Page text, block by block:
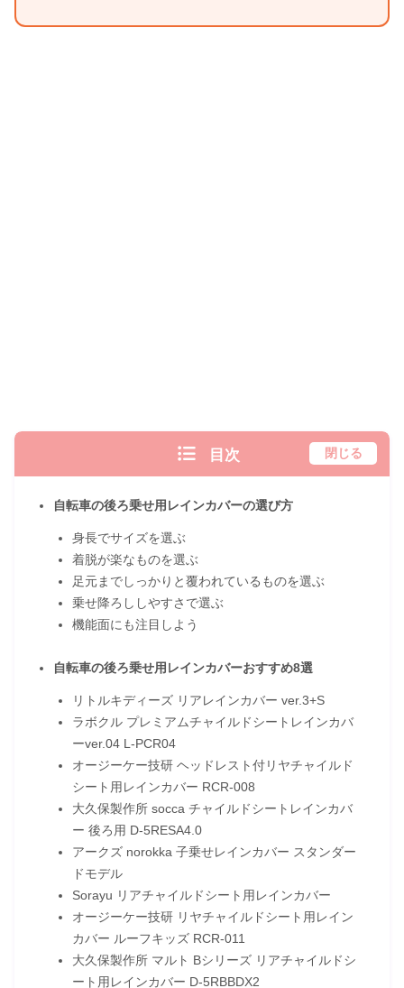
目次 閉じる
自転車の後ろ乗せ用レインカバーの選び方
身長でサイズを選ぶ
着脱が楽なものを選ぶ
足元までしっかりと覆われているものを選ぶ
乗せ降ろししやすさで選ぶ
機能面にも注目しよう
自転車の後ろ乗せ用レインカバーおすすめ8選
リトルキディーズ リアレインカバー ver.3+S
ラボクル プレミアムチャイルドシートレインカバ
ーver.04 L-PCR04
オージーケー技研 ヘッドレスト付リヤチャイルド
シート用レインカバー RCR-008
大久保製作所 socca チャイルドシートレインカバ
ー 後ろ用 D-5RESA4.0
アークズ norokka 子乗せレインカバー スタンダー
ドモデル
Sorayu リアチャイルドシート用レインカバー
オージーケー技研 リヤチャイルドシート用レイン
カバー ルーフキッズ RCR-011
大久保製作所 マルト Bシリーズ リアチャイルドシ
ート用レインカバー D-5RBBDX2